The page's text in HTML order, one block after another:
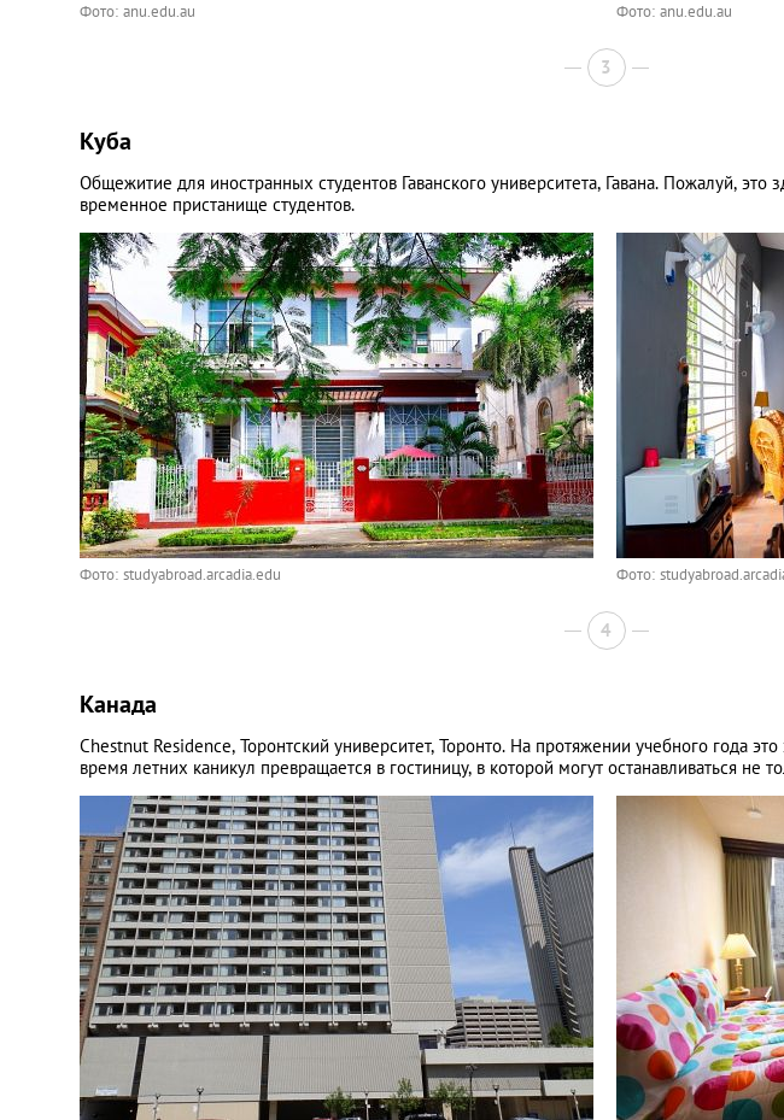
Фото: anu.edu.au Фото: anu.edu.au
3
Куба
Общежитие для иностранных студентов Гаванского университета, Гавана. Пожалуй,
временное пристанище студентов.
Фото: studyabroad.arcadia.edu Фото:
4
Канада
Chestnut Residence, Торонтский университет, Торонто. На протяжении учебного года
время летних каникул превращается в гостиницу, в которой могут останавливаться не